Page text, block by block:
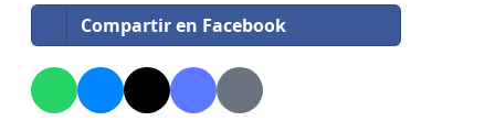
Compartir en Facebook